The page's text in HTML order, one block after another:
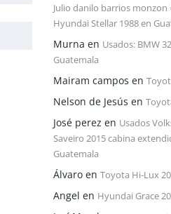
Julio danilo barrios monzon
Hyundai Stellar 1988 en
Murna en Usados: BMW
Guatemala
Mairam campos en
Nelson de Jesús en
José perez en Usados
Saveiro 2015 cabina
Guatemala
Álvaro en Toyota Hi-Lux
Angel en Hyundai Grace